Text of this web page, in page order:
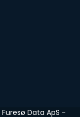
Furesø Data ApS -